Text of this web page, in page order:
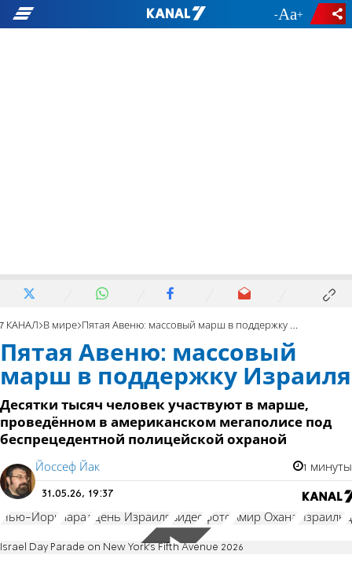
- +
7 КАНАЛ В мире Пятая Авеню: массовый марш в поддержку Израиля
Пятая Авеню: массовый
марш в поддержку Израиля
Десятки тысяч человек участвуют в марше,
проведённом в американском мегаполисе под
беспрецедентной полицейской охраной
Йоссеф Йак 1 минуты
31.05.26, 19:37
Нью-Йорк парад День Израиля видео фото Амир Охана Израиль
Israel Day Parade on New York’s Fifth Avenue 2026